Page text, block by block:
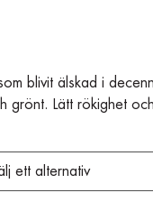
blivit älskad i
grönt. Lätt rökighet